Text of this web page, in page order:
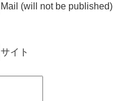
Mail (will not be published)
サイト